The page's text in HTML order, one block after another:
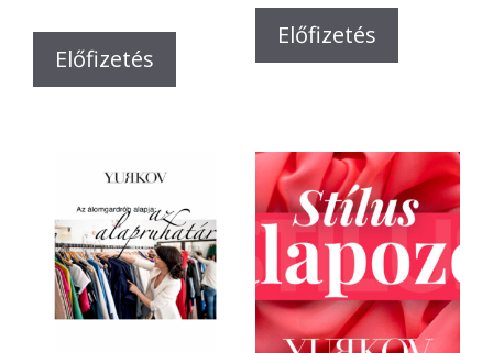
Előfizetés
Előfizetés